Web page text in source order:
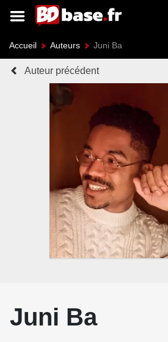
Accueil Auteurs Juni Ba
Auteur précédent
Juni Ba